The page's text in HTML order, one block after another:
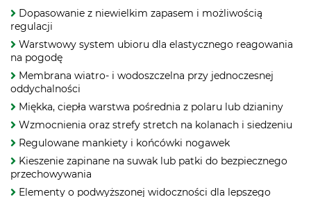
Dopasowanie z niewielkim zapasem i możliwością
regulacji
Warstwowy system ubioru dla elastycznego reagowania
na pogodę
Membrana wiatro‑ i wodoszczelna przy jednoczesnej
oddychalności
Miękka, ciepła warstwa pośrednia z polaru lub dzianiny
Wzmocnienia oraz strefy stretch na kolanach i siedzeniu
Regulowane mankiety i końcówki nogawek
Kieszenie zapinane na suwak lub patki do bezpiecznego
przechowywania
Elementy o podwyższonej widoczności dla lepszego